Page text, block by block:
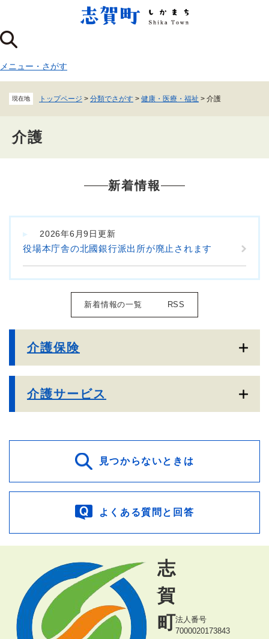
ジ
の
頭
で
メニューを飛ばして本文へ
メニュー ・ さがす
現在地 トップページ > 分類でさがす > 健康・医療・福祉 > 介護
介護
新着情報
2026年6月9日更新
役場本庁舎の北國銀行派出所が廃止されます
新着情報の一覧 RSS
介護保険
介護サービス
見つからないときは
よくある質問と回答
志
賀
町法人番号
7000020173843